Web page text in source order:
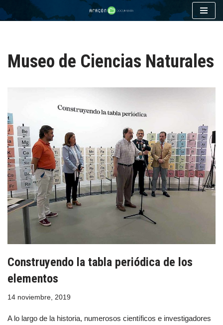
Museo de Ciencias Naturales
Construyendo la tabla periódica de los
elementos
14 noviembre, 2019
A lo largo de la historia, numerosos científicos e investigadores